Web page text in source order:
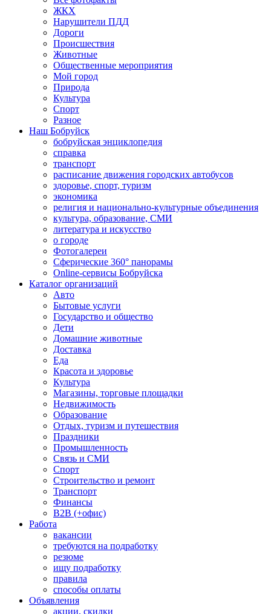
ЖКХ
Нарушители ПДД
Дороги
Происшествия
Животные
Общественные мероприятия
Мой город
Природа
Культура
Спорт
Разное
Наш Бобруйск
бобруйская энциклопедия
справка
транспорт
расписание движения городских автобусов
здоровье, спорт, туризм
экономика
религия и национально-культурные объединения
культура, образование, СМИ
литература и искусство
о городе
Фотогалереи
Сферические 360° панорамы
Online-сервисы Бобруйска
Каталог организаций
Авто
Бытовые услуги
Государство и общество
Дети
Домашние животные
Доставка
Еда
Красота и здоровье
Культура
Магазины, торговые площадки
Недвижимость
Образование
Отдых, туризм и путешествия
Праздники
Промышленность
Связь и СМИ
Спорт
Строительство и ремонт
Транспорт
Финансы
B2B (+офис)
Работа
вакансии
требуются на подработку
резюме
ищу подработку
правила
способы оплаты
Объявления
акции, скидки